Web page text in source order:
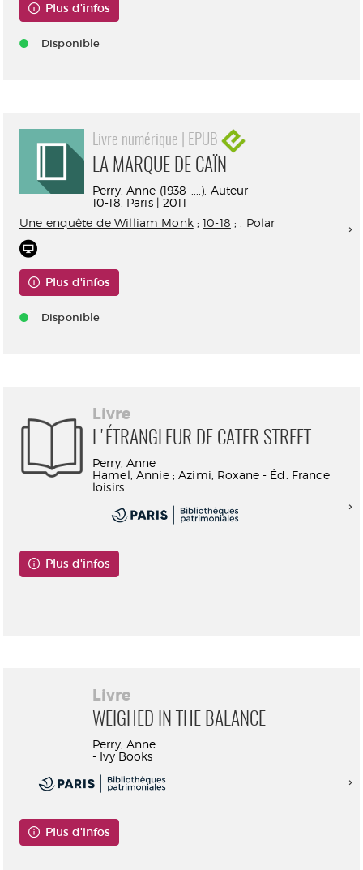
Plus d'infos
Disponible
Livre numérique | EPUB
LA MARQUE DE CAÏN
Perry, Anne (1938-....). Auteur
10-18. Paris | 2011
Une enquête de William Monk;10-18 ; . Polar
Plus d'infos
Disponible
Livre
L'ÉTRANGLEUR DE CATER STREET
Perry, Anne
Hamel, Annie ; Azimi, Roxane - Éd. France
loisirs
Plus d'infos
Livre
WEIGHED IN THE BALANCE
Perry, Anne
- Ivy Books
Plus d'infos